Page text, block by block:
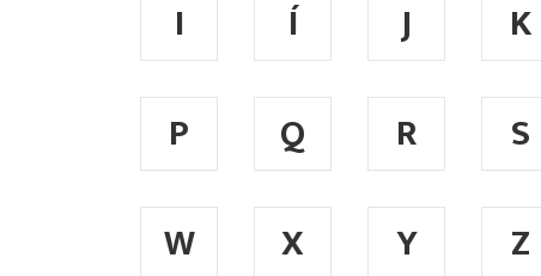
I
Í J K
P
Q R S
W
X Y Z